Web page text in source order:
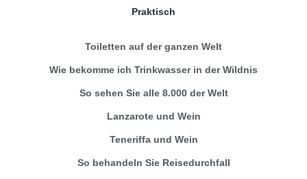
Praktisch
Toiletten auf der ganzen Welt
Wie bekomme ich Trinkwasser in der Wildnis
So sehen Sie alle 8.000 der Welt
Lanzarote und Wein
Teneriffa und Wein
So behandeln Sie Reisedurchfall